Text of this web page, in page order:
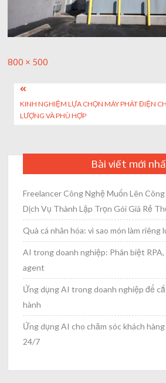
AI agent cho doanh nghiệp khác chatbot
Full
800 × 500
Post
navigation
KINH NGHIỆM LỰA CHỌN MÁY PHÁT ĐIỆN
LƯỢNG VÀ PHÙ HỢP
Bài viết mới
Freelancer Công Nghệ Muốn Lên
Dịch Vụ Thành Lập Trọn Gói Giá Rẻ
Quà cá nhân hóa: vì sao món làm riêng
AI trong doanh nghiệp: Phân biệt
agent
Ứng dụng AI trong doanh nghiệp để
hành
Ứng dụng AI cho chăm sóc khách
24/7